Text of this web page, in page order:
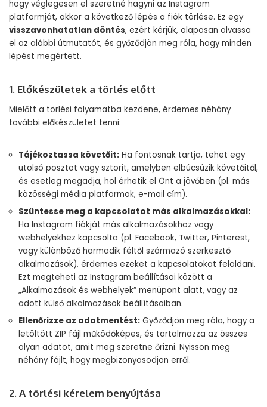
hogy véglegesen el szeretné hagyni az Instagram
platformját, akkor a következő lépés a fiók törlése. Ez egy
visszavonhatatlan döntés, ezért kérjük, alaposan olvassa
el az alábbi útmutatót, és győződjön meg róla, hogy minden
lépést megértett.
1. Előkészületek a törlés előtt
Mielőtt a törlési folyamatba kezdene, érdemes néhány
további előkészületet tenni:
Tájékoztassa követőit: Ha fontosnak tartja, tehet egy
utolsó posztot vagy sztorit, amelyben elbúcsúzik követőitől,
és esetleg megadja, hol érhetik el Önt a jövőben (pl. más
közösségi média platformok, e-mail cím).
Szüntesse meg a kapcsolatot más alkalmazásokkal:
Ha Instagram fiókját más alkalmazásokhoz vagy
webhelyekhez kapcsolta (pl. Facebook, Twitter, Pinterest,
vagy különböző harmadik féltől származó szerkesztő
alkalmazások), érdemes ezeket a kapcsolatokat feloldani.
Ezt megteheti az Instagram beállításai között a
„Alkalmazások és webhelyek” menüpont alatt, vagy az
adott külső alkalmazások beállításaiban.
Ellenőrizze az adatmentést: Győződjön meg róla, hogy a
letöltött ZIP fájl működőképes, és tartalmazza az összes
olyan adatot, amit meg szeretne őrizni. Nyisson meg
néhány fájlt, hogy megbizonyosodjon erről.
2. A törlési kérelem benyújtása